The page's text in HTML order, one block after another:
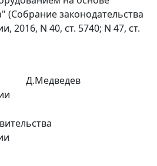
(Собрание законодательства
2016, N 40, ст. 5740; N 47, ст.
Д.Медведев